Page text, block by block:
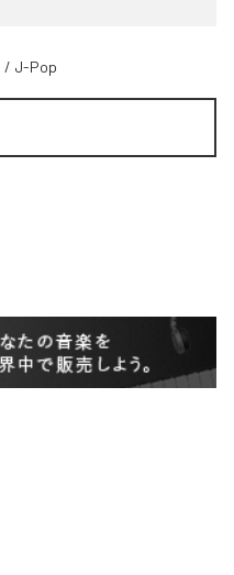
/ J-Pop